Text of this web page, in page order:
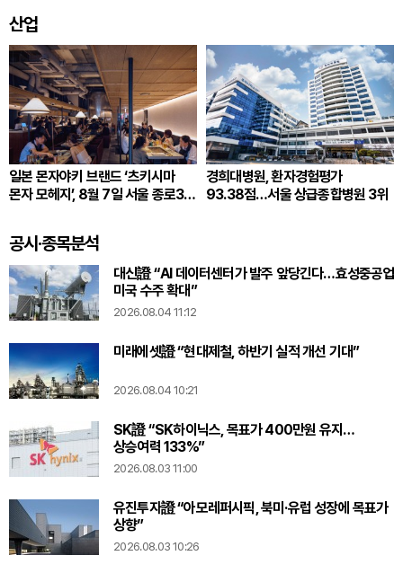
산업
일본 몬자야키 브랜드 ‘츠키시마
몬자 모헤지’, 8월 7일 서울 종로3가
경희대병원, 환자경험평가
93.38점…서울 상급종합병원 3위
공시·종목분석
대신證 “AI 데이터센터가 발주 앞당긴다…효성중공업
미국 수주 확대”
2026.08.04 11:12
미래에셋證 “현대제철, 하반기 실적 개선 기대”
2026.08.04 10:21
SK證 “SK하이닉스, 목표가 400만원 유지…
상승여력 133%”
2026.08.03 11:00
유진투자證 “아모레퍼시픽, 북미·유럽 성장에 목표가
상향”
2026.08.03 10:26